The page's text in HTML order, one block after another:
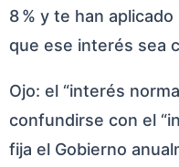
8 % y te han
que ese interés sea
Ojo: el “interés
confundirse con el
fija el Gobierno